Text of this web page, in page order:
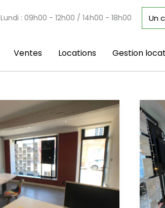
Lundi : 09h00 - 12h00 / 14h00 - 18h00 Un
Ventes Locations Gestion